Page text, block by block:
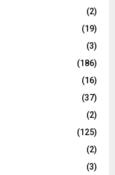
(2)
(19)
(3)
(186)
(16)
(37)
(2)
(125)
(2)
(3)